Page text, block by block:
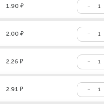
1.90 ₽
2.00 ₽
2.26 ₽
2.91 ₽